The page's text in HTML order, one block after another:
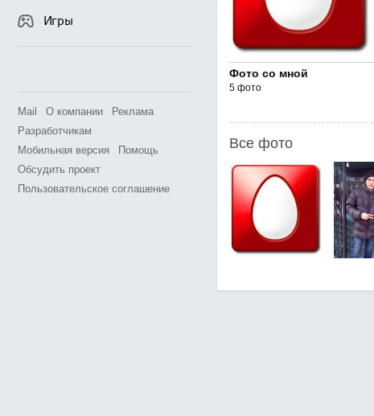
Игры
Mail О компании
Реклама
Разработчикам
Мобильная версия
Помощь
Обсудить проект
Пользовательское соглашение
Фото со мной
5 фото
Все фото